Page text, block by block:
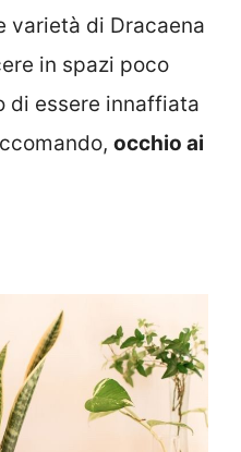
varietà di Dracaena
in spazi poco
di essere innaffiata
occhio ai